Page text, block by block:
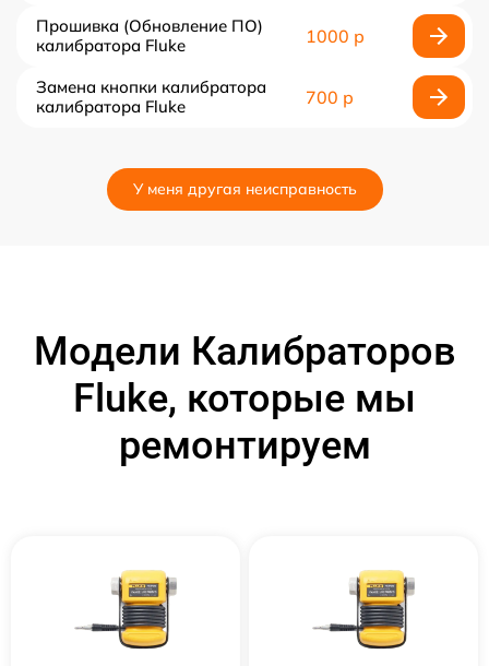
Прошивка (Обновление ПО)
калибратора Fluke
1000 р
Замена кнопки калибратора
калибратора Fluke
700 р
У меня другая неисправность
Модели Калибраторов
Fluke, которые мы
ремонтируем